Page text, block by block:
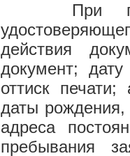
При
действия
документ;
оттиск
даты рождения,
адреса
пребывания